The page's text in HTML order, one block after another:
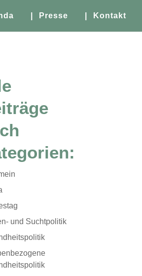
| Presse | Kontakt
und Suchtpolitik